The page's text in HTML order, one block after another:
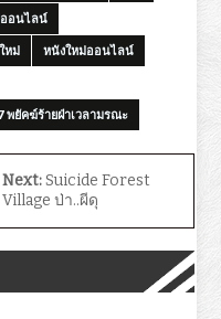
อนไลน์
หม่
หนังใหม่ออนไลน์
พยัคฆ์ร้ายฝ่าเวลามรณะ
Next:Suicide Forest
Village ป่า..ผีดุ